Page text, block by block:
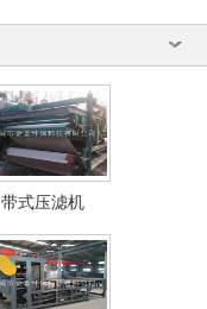
带式压滤机